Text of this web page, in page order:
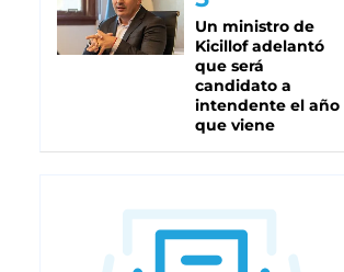
Un ministro de
Kicillof adelantó
que será
candidato a
intendente el año
que viene